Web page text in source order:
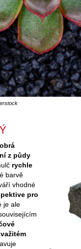
z půdy
rychle
barvě
vhodné
pro
je ale